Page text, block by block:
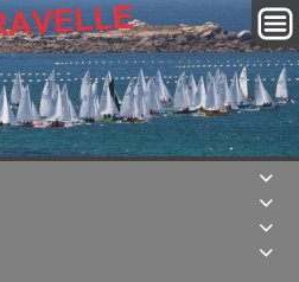



